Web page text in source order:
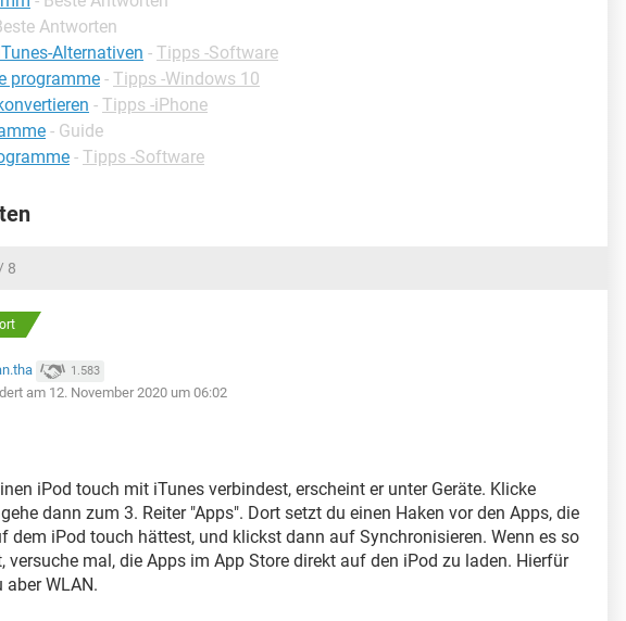
Antworten
Alternativen - Tipps -Software
programme - Tipps -Windows 10
- Tipps -iPhone
- Guide
- Tipps -Software
8
1.583
am 12. November 2020 um 06:02
iPod touch mit iTunes verbindest, erscheint er unter Geräte. Klicke
dann zum 3. Reiter "Apps". Dort setzt du einen Haken vor den Apps, die
dem iPod touch hättest, und klickst dann auf Synchronisieren. Wenn es so
versuche mal, die Apps im App Store direkt auf den iPod zu laden. Hierfür
aber WLAN.